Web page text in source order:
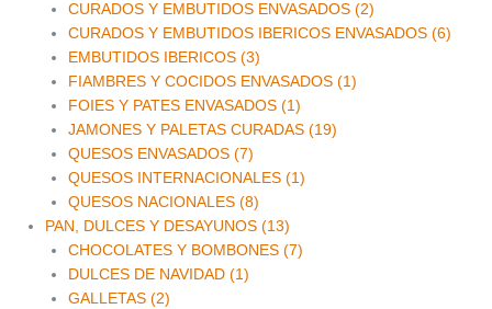
CURADOS Y EMBUTIDOS ENVASADOS (2)
CURADOS Y EMBUTIDOS IBERICOS ENVASADOS (6)
EMBUTIDOS IBERICOS (3)
FIAMBRES Y COCIDOS ENVASADOS (1)
FOIES Y PATES ENVASADOS (1)
JAMONES Y PALETAS CURADAS (19)
QUESOS ENVASADOS (7)
QUESOS INTERNACIONALES (1)
QUESOS NACIONALES (8)
PAN, DULCES Y DESAYUNOS (13)
CHOCOLATES Y BOMBONES (7)
DULCES DE NAVIDAD (1)
GALLETAS (2)